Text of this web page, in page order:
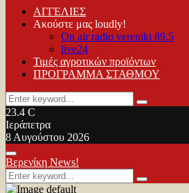
ΑΓΓΕΛΙΕΣ
Ακούστε μας loudly!
On air radio vereniki 89.5
live24
Τιμές αγροτικών προϊόντων
ΠΡΟΓΡΑΜΜΑ ΣΤΑΘΜΟΥ
Search
for:
Search
23.4 C
Ιεράπετρα
8 Αυγούστου 2026
Facebook
Twitter
Youtube
Primary
Menu
Βερενίκη News!
Search
for:
Search